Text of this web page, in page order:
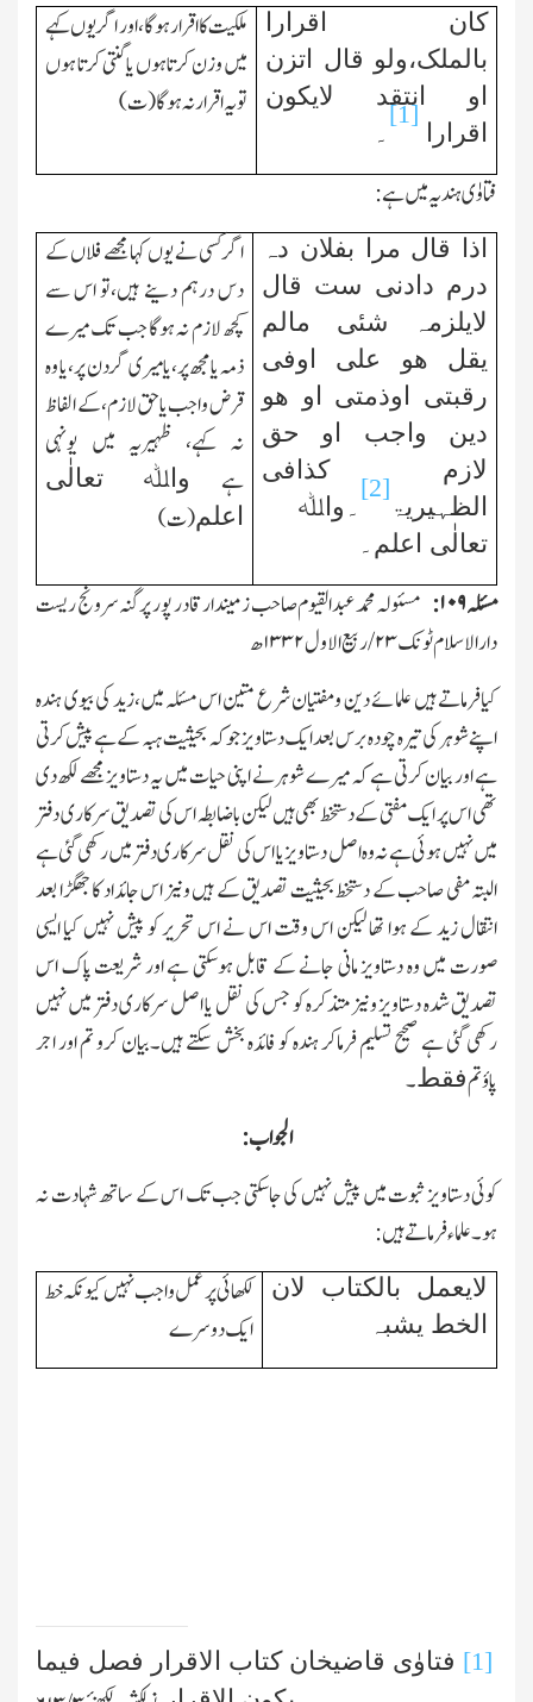
کان اقرارا
بالملک،ولو قال اتزن
او انتقد لایکون
اقرارا
[1]
۔
ملکیت کا اقرار ہوگا،اور اگر یوں کہے
میں وزن کرتا ہوں یا گنتی کرتا ہوں
تو یہ اقرار نہ ہوگا(ت)
فتاوٰی ہندیہ میں ہے:
اذا قال مرا بفلان دہ
درم دادنی ست قال
لایلزمہ شئی مالم
یقل ھو علی اوفی
رقبتی اوذمتی او ھو
دین واجب او حق
لازم کذافی
الظہیریۃ
[2]
۔واﷲ
تعالٰی اعلم۔
اگر کسی نے یوں کہا مجھے فلاں کے
دس درہم دینے ہیں،تو اس سے
کچھ لازم نہ ہوگا جب تك میرے
ذمہ یا مجھ پر،یامیری گردن پر،یا وہ
قرض واجب یا حق لازم،کے الفاظ
نہ کہے، ظہیریہ میں یونہی
ہے
واﷲ تعالٰی
اعلم(ت)
مسئلہ۱۰۹: مسئولہ محمد عبدالقیوم صاحب زمیندار قادر پور پرگنہ سرونج ریست
دارالاسلام ٹونك۲۳/ ربیع الاول۱۳۳۲ھ
کیافرماتے ہیں علمائے دین ومفتیان شرع متین اس مسئلہ میں،زید کی بیوی ہندہ
اپنے شوہر کی تیرہ چودہ برس بعد ایك دستاویز جو کہ بحیثیت ہبہ کے ہے پیش کرتی
ہے اور بیان کرتی ہے کہ میرے شوہر نے اپنی حیات میں یہ دستاویز مجھے لکھ دی
تھی اس پر ایك مفتی کے دستخط بھی ہیں لیکن باضابطہ اس کی تصدیق سرکاری دفتر
میں نہیں ہوئی ہے نہ وہ اصل دستاویز یا اس کی نقل سرکاری دفتر میں رکھی گئی ہے
البتہ مفی صاحب کے دستخط بحیثیت تصدیق کے ہیں ونیز اس جائداد کا جھگڑا بعد
انتقال زید کے ہوا تھا لیکن اس وقت اس نے اس تحریر کو پیش نہیں کیا ایسی
صورت میں وہ دستاویز مانی جانے کے قابل ہوسکتی ہے اور شریعت پاك اس
تصدیق شدہ دستاویز ونیز متذکرہ کو جس کی نقل یا اصل سرکاری دفتر میں نہیں
رکھی گئی ہے صحیح تسلیم فرماکر ہندہ کو فائدہ بخش سکتے ہیں۔بیان کرو تم اور اجر
پاؤتمفقط۔
الجواب:
کوئی دستاویز ثبوت میں پیش نہیں کی جاسکتی جب تك اس کے ساتھ شہادت نہ
ہو۔علماء فرماتے ہیں:
لایعمل بالکتاب لان
الخط یشبہ
لکھائی پر عمل واجب نہیں کیونکہ خط
ایك دوسرے
[1] فتاوٰی قاضیخان کتاب الاقرار فصل فیما